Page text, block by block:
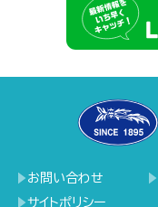
お問い合わせ
サイトポリシー